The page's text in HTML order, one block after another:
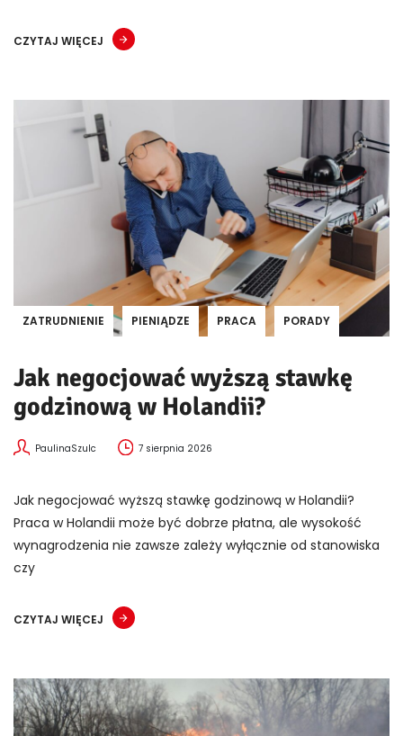
CZYTAJ WIĘCEJ
ZATRUDNIENIE PIENIĄDZE PRACA PORADY
Jak negocjować wyższą stawkę
godzinową w Holandii?
PaulinaSzulc 7 sierpnia 2026
Jak negocjować wyższą stawkę godzinową w Holandii?
Praca w Holandii może być dobrze płatna, ale wysokość
wynagrodzenia nie zawsze zależy wyłącznie od stanowiska
czy
CZYTAJ WIĘCEJ